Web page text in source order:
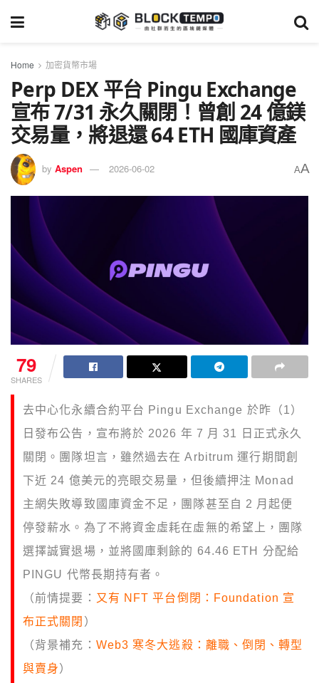
Home 加密貨幣市場
Perp DEX 平台 Pingu Exchange
宣布 7/31 永久關閉！曾創 24 億鎂
交易量，將退還 64 ETH 國庫資產
by Aspen 2026-06-02 AA
79
SHARES
去中心化永續合約平台 Pingu Exchange 於昨（1）
日發布公告，宣布將於 2026 年 7 月 31 日正式永久
關閉。團隊坦言，雖然過去在 Arbitrum 運行期間創
下近 24 億美元的亮眼交易量，但後續押注 Monad
主網失敗導致國庫資金不足，團隊甚至自 2 月起便
停發薪水。為了不將資金虛耗在虛無的希望上，團隊
選擇誠實退場，並將國庫剩餘的 64.46 ETH 分配給
PINGU 代幣長期持有者。
（前情提要： 又有 NFT 平台倒閉：Foundation 宣
布正式關閉 ）
（背景補充： Web3 寒冬大逃殺：離職、倒閉、轉型
與賣身）